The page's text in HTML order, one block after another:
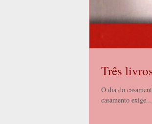
Três
O dia do
casamento exige...